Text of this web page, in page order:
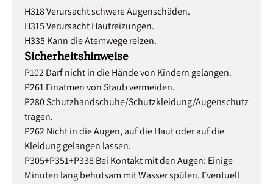
H318 Verursacht schwere Augenschäden.
H315 Verursacht Hautreizungen.
H335 Kann die Atemwege reizen.
Sicherheitshinweise
P102 Darf nicht in die Hände von Kindern gelangen.
P261 Einatmen von Staub vermeiden.
P280 Schutzhandschuhe/Schutzkleidung/Augenschutz
tragen.
P262 Nicht in die Augen, auf die Haut oder auf die
Kleidung gelangen lassen.
P305+P351+P338 Bei Kontakt mit den Augen: Einige
Minuten lang behutsam mit Wasser spülen. Eventuell